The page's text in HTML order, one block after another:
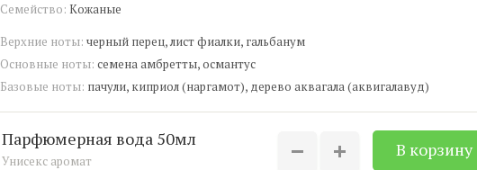
Семейство: Кожаные
Верхние ноты: черный перец, лист фиалки, гальбанум
Основные ноты: семена амбретты, османтус
Базовые ноты: пачули, киприол (наргамот), дерево аквагала (аквигалавуд)
парфюмерная вода 50мл
Унисекс аромат